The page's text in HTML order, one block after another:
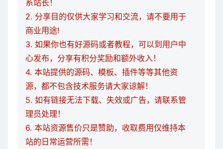
系站长！
2. 分享目的仅供大家学习和交流，请不要用于
商业用途!
3. 如果你也有好源码或者教程，可以到用户中
心发布，分享有积分奖励和额外收入！
4. 本站提供的源码、模板、插件等等其他资
源，都不包含技术服务请大家谅解！
5. 如有链接无法下载、失效或广告，请联系管
理员处理！
6. 本站资源售价只是赞助，收取费用仅维持本
站的日常运营所需！